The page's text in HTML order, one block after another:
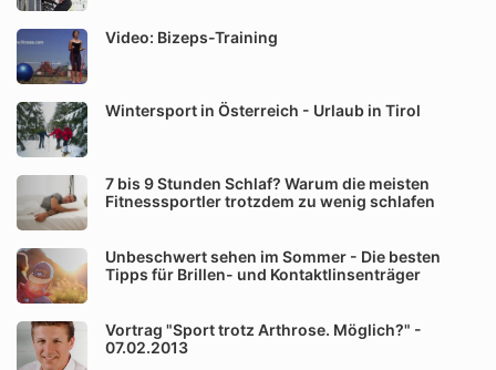
Video: Bizeps-Training
Wintersport in Österreich - Urlaub in Tirol
7 bis 9 Stunden Schlaf? Warum die meisten
Fitnesssportler trotzdem zu wenig schlafen
Unbeschwert sehen im Sommer - Die besten
Tipps für Brillen- und Kontaktlinsenträger
Vortrag "Sport trotz Arthrose. Möglich?" -
07.02.2013